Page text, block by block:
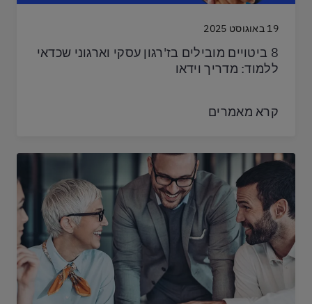
19 באוגוסט 2025
8 ביטויים מובילים בז'רגון עסקי וארגוני שכדאי
ללמוד: מדריך וידאו
קרא מאמרים